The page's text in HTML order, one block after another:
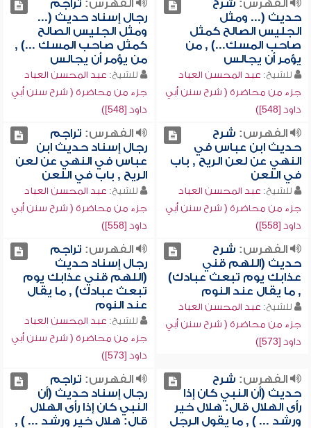
الفهرس: شرح
حديث (... ومثل
الجليس الصالح كمثل
صاحب المسك...) , من
يؤمر أن يجالس
للشيخ: عبد المحسن العباد
جزء من محاضرة ( شرح سنن أبي
داود [548])
الفهرس: تراجم
رجال إسناد حديث (...
ومثل الجليس الصالح
كمثل صاحب المسك ...) ,
من يؤمر أن يجالس
للشيخ: عبد المحسن العباد
جزء من محاضرة ( شرح سنن أبي
داود [548])
الفهرس: شرح
حديث ابن عباس في
النهي عن لعن الريح , باب
في اللعن
للشيخ: عبد المحسن العباد
جزء من محاضرة ( شرح سنن أبي
داود [558])
الفهرس: تراجم
رجال إسناد حديث ابن
عباس في النهي عن لعن
الريح , باب في اللعن
للشيخ: عبد المحسن العباد
جزء من محاضرة ( شرح سنن أبي
داود [558])
الفهرس: شرح
حديث (اللهم قني
عذابك يوم تبعث عبادك)
, ما يقال عند النوم
للشيخ: عبد المحسن العباد
جزء من محاضرة ( شرح سنن أبي
داود [573])
الفهرس: تراجم
رجال إسناد حديث
(اللهم قني عذابك يوم
تبعث عبادك) , ما يقال
عند النوم
للشيخ: عبد المحسن العباد
جزء من محاضرة ( شرح سنن أبي
داود [573])
الفهرس: شرح
حديث (أن النبي كان إذا
رأى الهلال قال: هلال خير
ورشد ... ) , ما يقول الرجل
الفهرس: تراجم
رجال إسناد حديث (أن
النبي كان إذا رأى الهلال
قال: هلال خير ورشد ... ) ,